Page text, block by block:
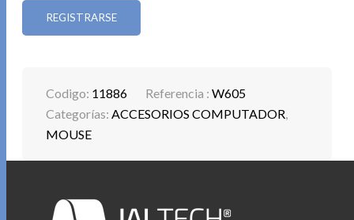
Ideal para quienes buscan comodidad, silencio y
REGISTRARSE
Codigo: 11886 Referencia :W605
Categorías:ACCESORIOS COMPUTADOR,
MOUSE